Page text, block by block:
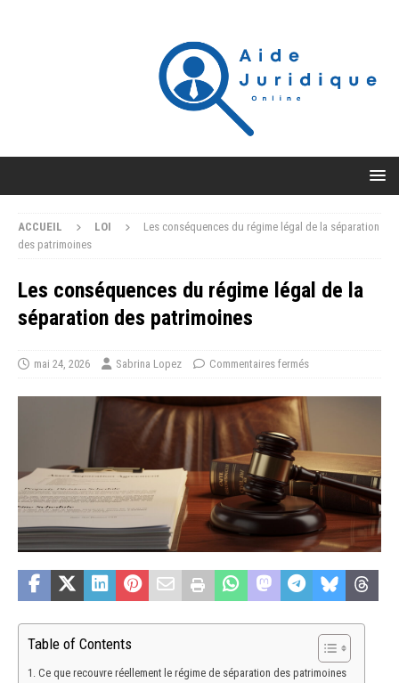
ACCUEIL LOI
Les conséquences du régime légal de la séparation
des patrimoines
Les conséquences du régime légal de la
séparation des patrimoines
mai 24, 2026 Sabrina Lopez Commentaires fermés
Table of Contents
Ce que recouvre réellement le régime de séparation des patrimoines